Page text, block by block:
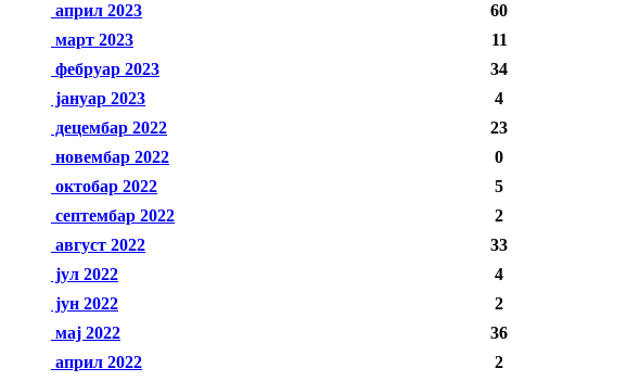
април 2023
60
март 2023
11
фебруар 2023
34
јануар 2023
4
децембар 2022
23
новембар 2022
0
октобар 2022
5
септембар 2022
2
август 2022
33
јул 2022
4
јун 2022
2
мај 2022
36
април 2022
2